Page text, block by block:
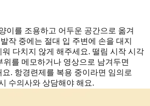
이를 조용하고 어두운 공간으로 옮겨
작 중에는 절대 입 주변에 손을 대지
다치지 않게 해주세요. 떨림 시작 시각
위를 메모하거나 영상으로 남겨두면
. 항경련제를 복용 중이라면 임의로
수의사와 상담해야 해요.